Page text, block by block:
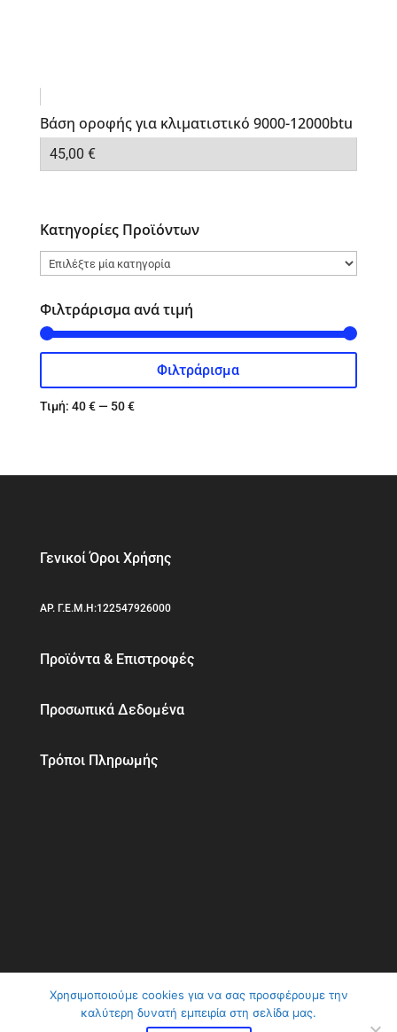
Βάση οροφής για κλιματιστικό 9000-12000btu
45,00 €
Κατηγορίες Προϊόντων
Φιλτράρισμα ανά τιμή
τιμή
τιμή
Φιλτράρισμα
Τιμή: 40 €— 50 €
Γενικοί Όροι Χρήσης
ΑΡ. Γ.Ε.Μ.Η:122547926000
Προϊόντα & Επιστροφές
Προσωπικά Δεδομένα
Τρόποι Πληρωμής
ClimaVer Αβραμίδης | Αλλάζουμε το κλίμα στη
Χρησιμοποιούμε cookies για να σας προσφέρουμε την
καλύτερη δυνατή εμπειρία στη σελίδα μας.